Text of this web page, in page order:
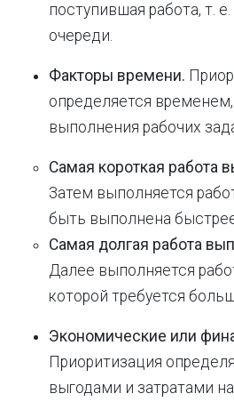
поступившая работа, т.
очереди.
Факторы времени.
определяется
выполнения рабочих
Самая короткая работа
Затем выполняется
быть выполнена
Самая долгая работа
Далее выполняется
которой требуется
Экономические или
Приоритизация
выгодами и затратами